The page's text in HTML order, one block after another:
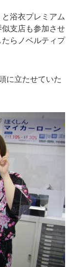
浴衣プレミアム
支店も参加させ
らノベルティプ
に立たせていた